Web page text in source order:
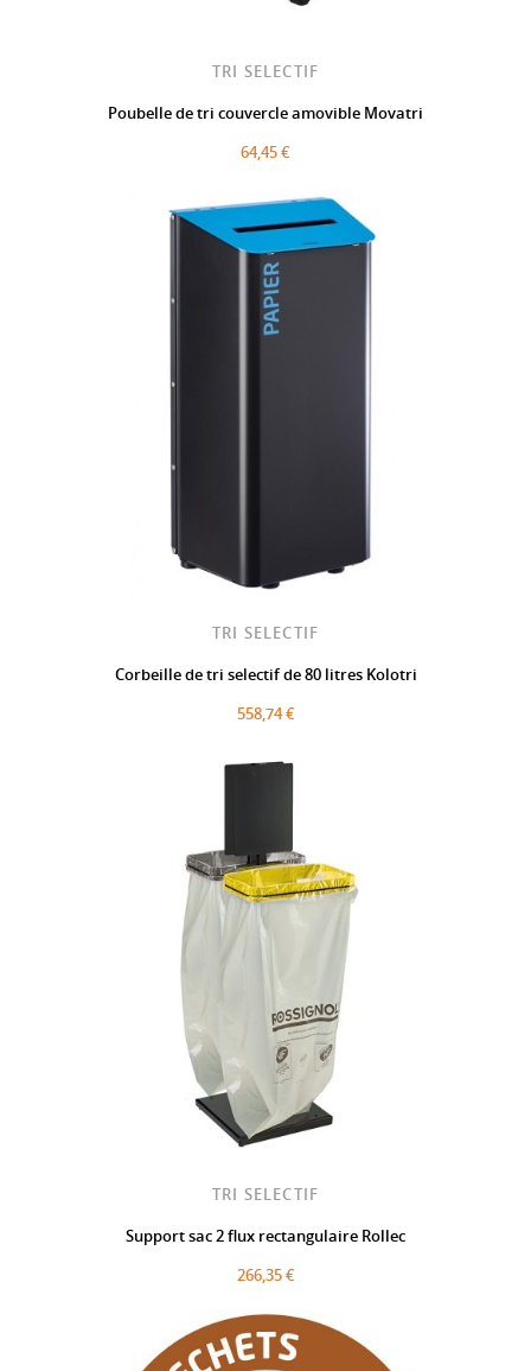
TRI SELECTIF
Poubelle de tri couvercle amovible Movatri
64,45 €
TRI SELECTIF
Corbeille de tri selectif de 80 litres Kolotri
558,74 €
TRI SELECTIF
Support sac 2 flux rectangulaire Rollec
266,35 €